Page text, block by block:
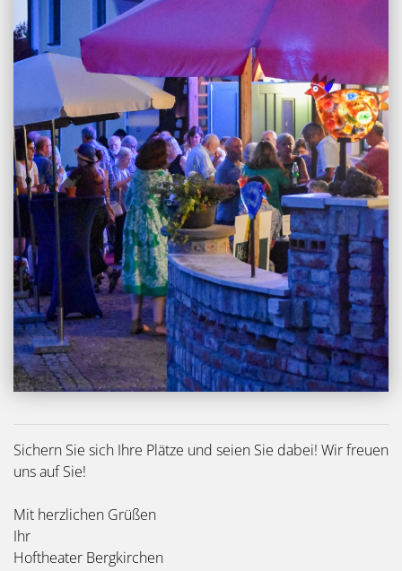
Sichern Sie sich Ihre Plätze und seien Sie dabei! Wir freuen
uns auf Sie!
Mit herzlichen Grüßen
Ihr
Hoftheater Bergkirchen